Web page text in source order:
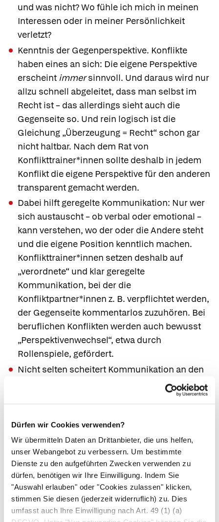
Dürfen wir Cookies verwenden?
Wir übermitteln Daten an Drittanbieter, die uns helfen,
unser Webangebot zu verbessern. Um bestimmte
Dienste zu den aufgeführten Zwecken verwenden zu
dürfen, benötigen wir Ihre Einwilligung. Indem Sie
"Auswahl erlauben" oder "Cookies zulassen" klicken,
stimmen Sie diesen (jederzeit widerruflich) zu. Dies
umfasst auch Ihre Einwilligung nach Art. 49 (1) (a)
und was nicht? Wo fühle ich mich in meinen
Interessen oder in meiner Persönlichkeit
verletzt?
Kenntnis der Gegenperspektive. Konflikte
haben eines an sich: Die eigene Perspektive
erscheint immersinnvoll. Und daraus wird nur
allzu schnell abgeleitet, dass man selbst im
Recht ist – das allerdings sieht auch die
Gegenseite so. Und rein logisch ist die
Gleichung „Überzeugung = Recht“ schon gar
nicht haltbar. Nach dem Rat von
Konflikttrainer*innen sollte deshalb in jedem
Konflikt die eigene Perspektive für den anderen
transparent gemacht werden.
Dabei hilftgeregelte Kommunikation: Nur wer
sich austauscht – ob verbal oder emotional –
kann verstehen, wo der oder die Andere steht
und die eigene Position kenntlich machen.
Konflikttrainer*innen setzen deshalb auf
„verordnete“ und klar geregelte
Kommunikation, bei der die
Konfliktpartner*innen z. B. verpflichtet werden,
der Gegenseite kommentarlos zuzuhören. Bei
beruflichen Konflikten werden auch bewusst
„Perspektivenwechsel“, etwa durch
Rollenspiele, gefördert.
Nicht selten scheitert Kommunikation an den
Kränkungen,
Verletzungen des Ehrgefühls, Ängste oder
Interessensausgleich im Weg. Denn wer
gekränkt ist, kommuniziert nicht effektiv,
sondern „teilt aus“ – oft auch gegen sich selbst
und oft genug im Widerspruch zu den eigenen
Interessen. Diese emotionale Spirale zu
durchbrechen ist die schwerste aller
Aufgaben, und sie kann oft nur durch Hilfe